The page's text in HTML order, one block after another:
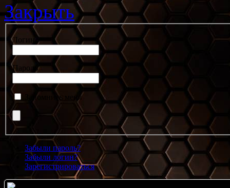
Закрыть
Логин
Пароль
Запомнить меня
Забыли пароль?
Забыли логин?
Зарегистрироваться